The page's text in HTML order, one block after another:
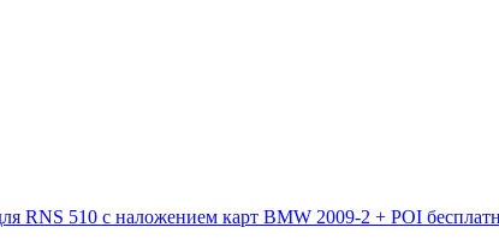
RNS 510 с наложением карт BMW 2009-2 + POI